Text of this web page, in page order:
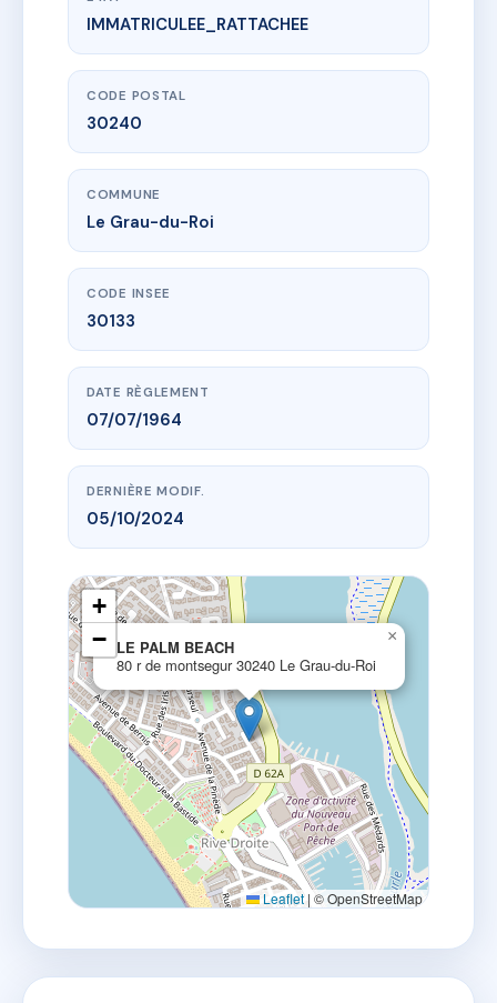
www.vme.plus/AB2614790
LE PALM BEACH
80 r de montsegur30240 Le Grau-du-Roi
IMMATRICULEE_RATTACHEE
CODE POSTAL
30240
COMMUNE
Le Grau-du-Roi
CODE INSEE
30133
DATE RÈGLEMENT
07/07/1964
DERNIÈRE MODIF.
05/10/2024
LE PALM BEACH
80 r de montsegur 30240 Le Grau-du-Roi
×
+
−
Leaflet | © OpenStreetMap